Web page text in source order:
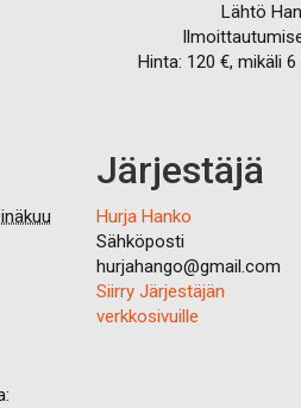
Lähtö
Hinta: 120 €, mikäli
Järjestäjä
Hurja Hanko
Sähköposti
hurjahango@gmail.com
Siirry Järjestäjän
verkkosivuille